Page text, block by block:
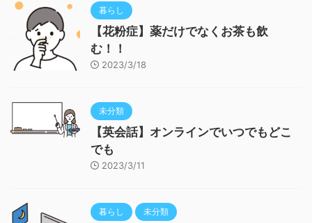
暮らし
【花粉症】薬だけでなくお茶も飲
む！！
2023/3/18
未分類
【英会話】オンラインでいつでもどこ
でも
2023/3/11
暮らし 未分類